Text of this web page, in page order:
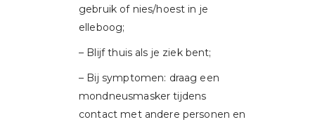
gebruik of nies/hoest in je
elleboog;
– Blijf thuis als je ziek bent;
– Bij symptomen: draag een
mondneusmasker tijdens
contact met andere personen en